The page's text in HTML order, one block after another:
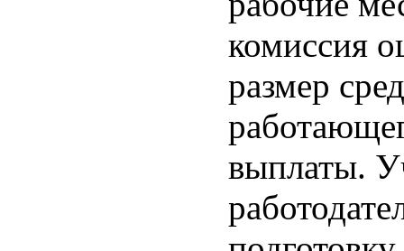
комиссия
размер
выплаты.